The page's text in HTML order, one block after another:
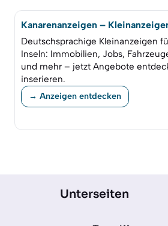
Kanarenanzeigen –
Deutschsprachige Kleinanzeigen
Inseln: Immobilien, Jobs,
und mehr – jetzt Angebote
inserieren.
→ Anzeigen entdecken
Unterseiten